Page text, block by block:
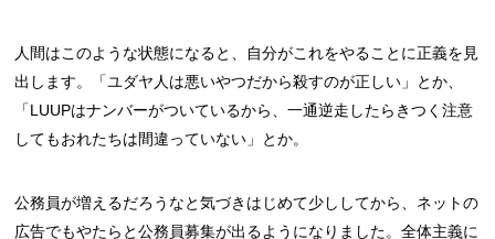
人間はこのような状態になると、自分がこれをやることに正義を見
出します。「ユダヤ人は悪いやつだから殺すのが正しい」とか、
「LUUPはナンバーがついているから、一通逆走したらきつく注意
してもおれたちは間違っていない」とか。
公務員が増えるだろうなと気づきはじめて少ししてから、ネットの
広告でもやたらと公務員募集が出るようになりました。全体主義に